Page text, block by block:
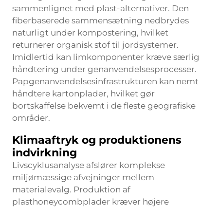
sammenlignet med plast-alternativer. Den
fiberbaserede sammensætning nedbrydes
naturligt under kompostering, hvilket
returnerer organisk stof til jordsystemer.
Imidlertid kan limkomponenter kræve særlig
håndtering under genanvendelsesprocesser.
Papgenanvendelsesinfrastrukturen kan nemt
håndtere kartonplader, hvilket gør
bortskaffelse bekvemt i de fleste geografiske
områder.
Klimaaftryk og produktionens
indvirkning
Livscyklusanalyse afslører komplekse
miljømæssige afvejninger mellem
materialevalg. Produktion af
plasthoneycombplader kræver højere